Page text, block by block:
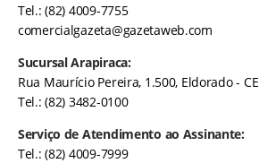
Tel.: (82) 4009-7755
comercialgazeta@gazetaweb.com
Sucursal Arapiraca:
Rua Maurício Pereira, 1.500, Eldorado -
Tel.: (82) 3482-0100
Serviço de Atendimento ao Assinante:
Tel.: (82) 4009-7999